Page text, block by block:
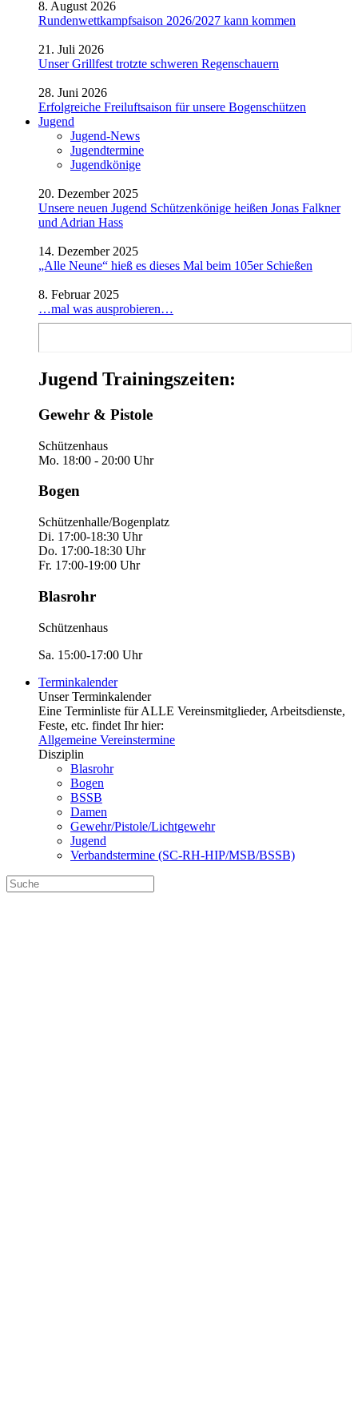
8. August 2026
Rundenwettkampfsaison 2026/2027 kann kommen
21. Juli 2026
Unser Grillfest trotzte schweren Regenschauern
28. Juni 2026
Erfolgreiche Freiluftsaison für unsere Bogenschützen
Jugend
Jugend-News
Jugendtermine
Jugendkönige
20. Dezember 2025
Unsere neuen Jugend Schützenkönige heißen Jonas Falkner
und Adrian Hass
14. Dezember 2025
„Alle Neune“ hieß es dieses Mal beim 105er Schießen
8. Februar 2025
…mal was ausprobieren…
Jugend Trainingszeiten:
Gewehr & Pistole
Schützenhaus
Mo. 18:00 - 20:00 Uhr
Bogen
Schützenhalle/Bogenplatz
Di. 17:00-18:30 Uhr
Do. 17:00-18:30 Uhr
Fr. 17:00-19:00 Uhr
Blasrohr
Schützenhaus
Sa. 15:00-17:00 Uhr
Terminkalender
Unser Terminkalender
Eine Terminliste für ALLE Vereinsmitglieder, Arbeitsdienste,
Feste, etc. findet Ihr hier:
Allgemeine Vereinstermine
Disziplin
Blasrohr
Bogen
BSSB
Damen
Gewehr/Pistole/Lichtgewehr
Jugend
Verbandstermine (SC-RH-HIP/MSB/BSSB)